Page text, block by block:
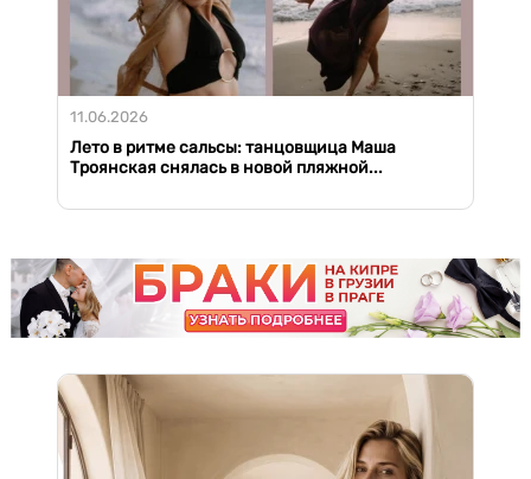
11.06.2026
Лето в ритме сальсы: танцовщица Маша
Троянская снялась в новой пляжной...